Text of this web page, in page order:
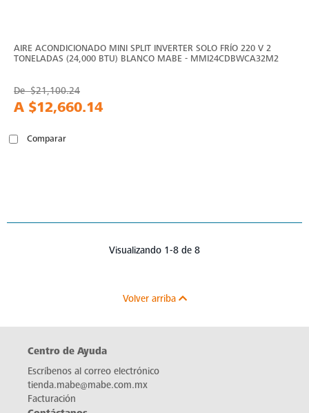
AIRE ACONDICIONADO MINI SPLIT INVERTER SOLO FRÍO 220 V 2
TONELADAS (24,000 BTU) BLANCO MABE - MMI24CDBWCA32M2
De$21,100.24
A $12,660.14
Comparar
Visualizando 1-8 de 8
Volver arriba
Centro de Ayuda
Escríbenos al correo electrónico
tienda.mabe@mabe.com.mx
Facturación